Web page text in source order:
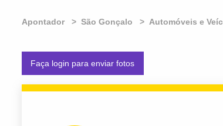
Apontador São Gonçalo Automóveis e
Faça login para enviar fotos